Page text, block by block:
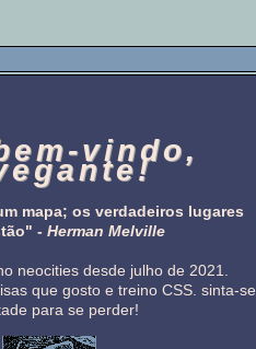
vindo,
mapa; os verdadeiros lugares
-Herman Melville
neocities desde julho de 2021.
que gosto e treino CSS. sinta-se
para se perder!